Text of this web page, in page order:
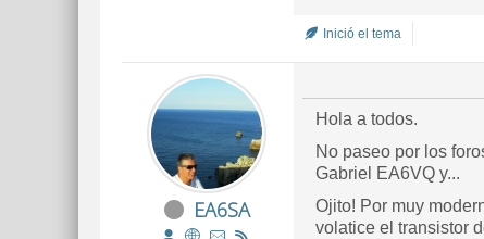
Inició el tema
EA6SA
Hola a todos.
No paseo por los
Gabriel EA6VQ y...
Ojito! Por muy
volatice el transistor